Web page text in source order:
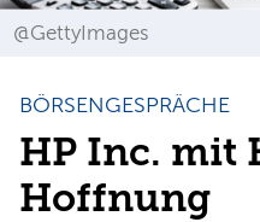
@GettyImages
BÖRSENGESPRÄCHE
HP Inc. mit
Hoffnung